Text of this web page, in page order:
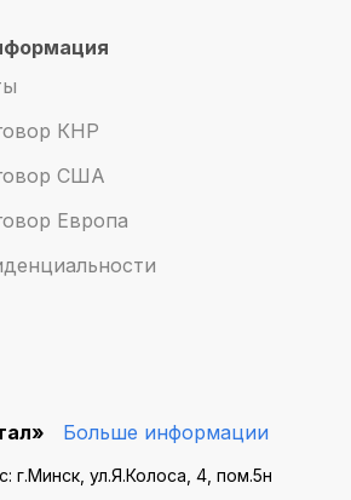
КНР
США
Европа
Больше информации
г.Минск, ул.Я.Колоса, 4, пом.5н